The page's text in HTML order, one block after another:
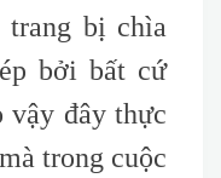
bị chìa
bởi bất cứ
vậy đây thực
trong cuộc